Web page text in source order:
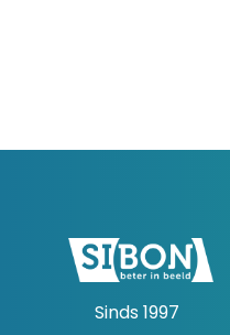
Sinds 1997